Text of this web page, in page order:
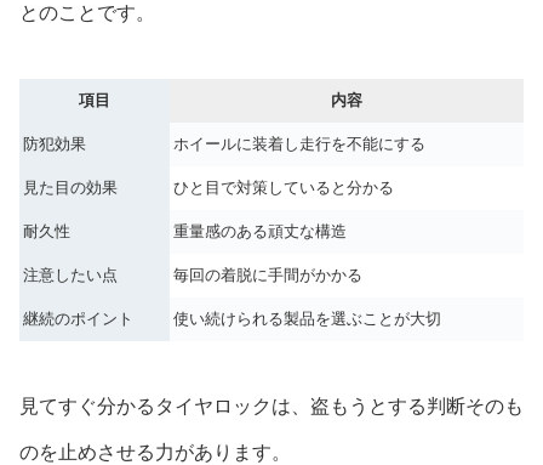
とのことです。
項目 内容
防犯効果 ホイールに装着し走行を不能にする
見た目の効果 ひと目で対策していると分かる
耐久性 重量感のある頑丈な構造
注意したい点 毎回の着脱に手間がかかる
継続のポイント 使い続けられる製品を選ぶことが大切
見てすぐ分かるタイヤロックは、盗もうとする判断そのも
のを止めさせる力があります。